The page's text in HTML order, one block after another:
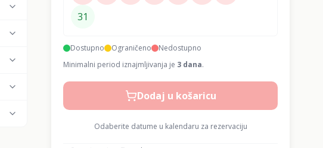
31
Dostupno Ograničeno
Nedostupno
Minimalni period iznajmljivanja je 3 dana.
Dodaj u košaricu
Odaberite datume u kalendaru za rezervaciju